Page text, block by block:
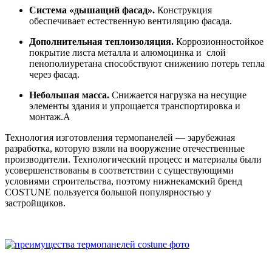
Система «дышащий фасад». Конструкция
обеспечивает естественную вентиляцию фасада.
Дополнительная теплоизоляция. Коррозионностойкое
покрытие листа металла и алюмоцинка и слой
пенополиуретана способствуют снижению потерь тепла
через фасад.
Небольшая масса. Снижается нагрузка на несущие
элементы здания и упрощается транспортировка и
монтаж.А
Технология изготовления термопанелей — зарубежная
разработка, которую взяли на вооружение отечественные
производители. Технологический процесс и материалы были
усовершенствованы в соответствии с существующими
условиями строительства, поэтому нижнекамский бренд
COSTUNE пользуется большой популярностью у
застройщиков.